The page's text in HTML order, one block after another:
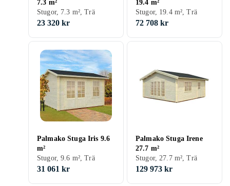
7.3 m²
Stugor, 7.3 m², Trä
23 320 kr
19.4 m²
Stugor, 19.4 m², Trä
72 708 kr
Palmako Stuga Iris 9.6
m²
Stugor, 9.6 m², Trä
31 061 kr
Palmako Stuga Irene
27.7 m²
Stugor, 27.7 m², Trä
129 973 kr